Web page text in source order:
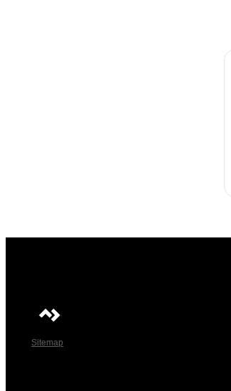
Sitemap